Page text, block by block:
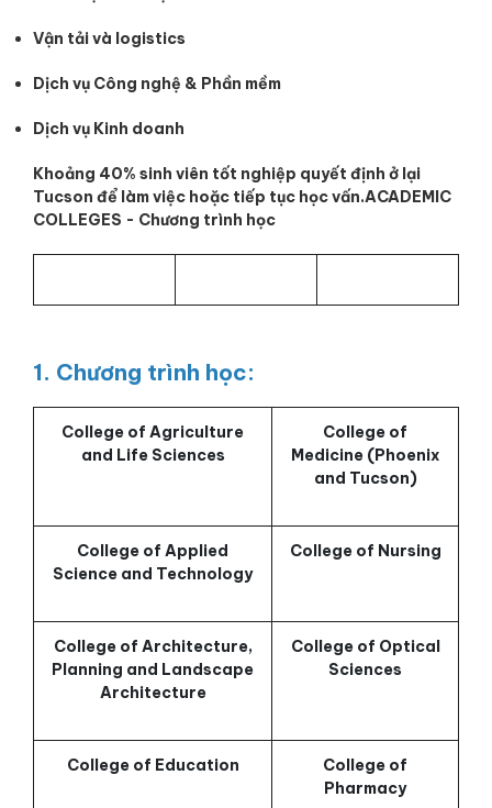
Vận tải và logistics
Dịch vụ Công nghệ & Phần mềm
Dịch vụ Kinh doanh
Khoảng 40% sinh viên tốt nghiệp quyết định ở lại
Tucson để làm việc hoặc tiếp tục học vấn.ACADEMIC
COLLEGES - Chương trình học
1. Chương trình học:
College of Agriculture
and Life Sciences
College of
Medicine (Phoenix
and Tucson)
College of Applied
Science and Technology
College of Nursing
College of Architecture,
Planning and Landscape
Architecture
College of Optical
Sciences
College of Education
College of
Pharmacy